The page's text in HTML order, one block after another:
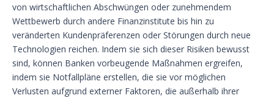
von wirtschaftlichen Abschwüngen oder zunehmendem
Wettbewerb durch andere Finanzinstitute bis hin zu
veränderten Kundenpräferenzen oder Störungen durch neue
Technologien reichen. Indem sie sich dieser Risiken bewusst
sind, können Banken vorbeugende Maßnahmen ergreifen,
indem sie Notfallpläne erstellen, die sie vor möglichen
Verlusten aufgrund externer Faktoren, die außerhalb ihrer